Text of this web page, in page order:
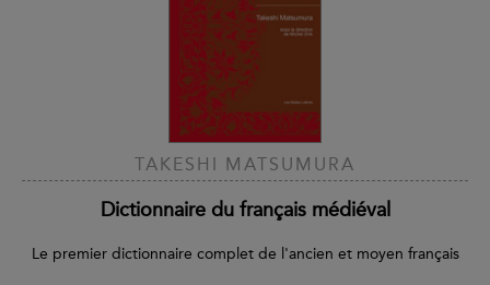
TAKESHI MATSUMURA
Dictionnaire du français médiéval
Le premier dictionnaire complet de l'ancien et moyen français